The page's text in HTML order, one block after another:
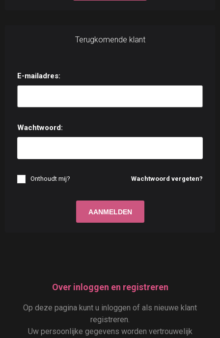
Terugkomende klant
E-mailadres:
Wachtwoord:
Wachtwoord vergeten?
Onthoudt mij?
Over inloggen en registreren
Op deze pagina kunt u inloggen of als nieuwe klant
registreren.
Uw persoonlijke gegevens worden vertrouwelijk